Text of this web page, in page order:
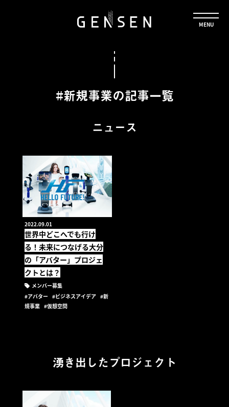
#新規事業の記事一覧
ニュース
2022.09.01
世界中どこへでも行け
る！未来につなげる大分
の「アバター」プロジェ
クトとは？
メンバー募集
#アバター #ビジネスアイデア #新
規事業 #仮想空間
湧き出したプロジェクト